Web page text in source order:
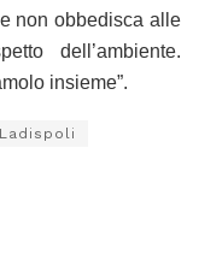
non obbedisca alle
dell’ambiente.
insieme”.
Ladispoli